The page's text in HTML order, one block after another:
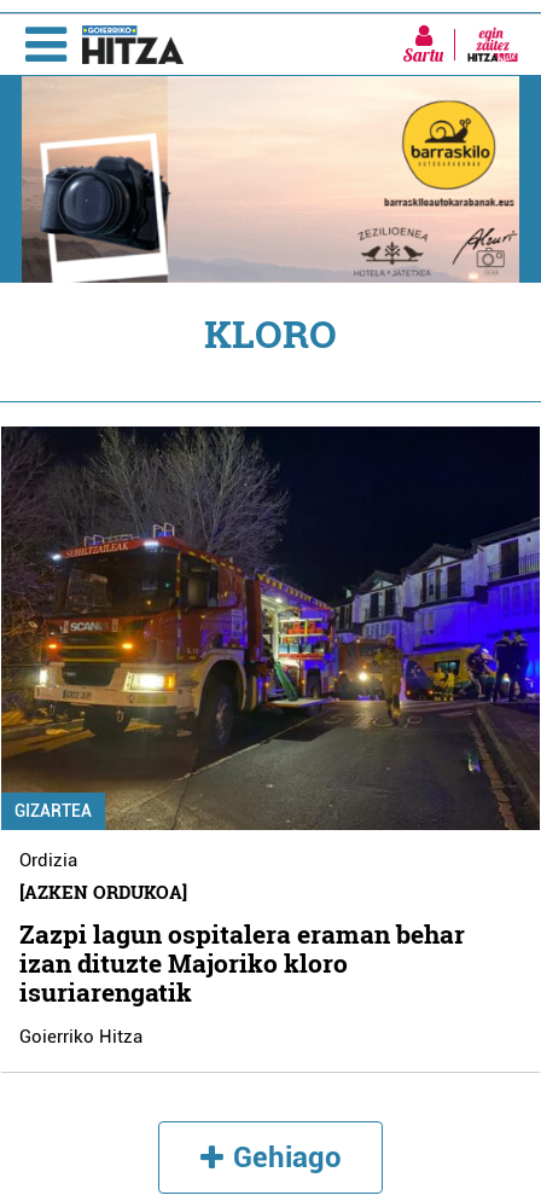
Sartu
KLORO
GIZARTEA
Ordizia
[AZKEN ORDUKOA]
Zazpi lagun ospitalera eraman behar
izan dituzte Majoriko kloro
isuriarengatik
Goierriko Hitza
Gehiago